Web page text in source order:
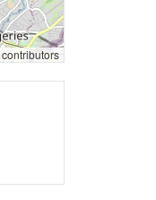
contributors